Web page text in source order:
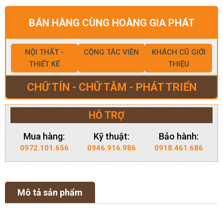
BÁN HÀNG CÙNG HOÀNG GIA PHÁT
NỘI THẤT -
THIẾT KẾ
CỘNG TÁC VIÊN
KHÁCH CŨ GIỚI
THIỆU
CHỮ TÍN - CHỮ TÂM - PHÁT TRIỂN
HỖ TRỢ
Mua hàng:
0972.101.656
Kỹ thuật:
0946.916.986
Bảo hành:
0918.461.686
Mô tả sản phẩm